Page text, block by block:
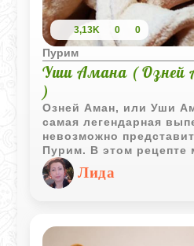
3,13K 0 0
Пурим
Уши Амана (
)
Озней Аман, или Уши
самая легендарная
невозможно
Пурим. В этом
классическую маковую
получается очень
счет меда и
невероятно нежным,
Лида